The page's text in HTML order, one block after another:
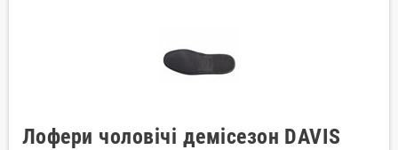
Лофери чоловічі демісезон DAVIS